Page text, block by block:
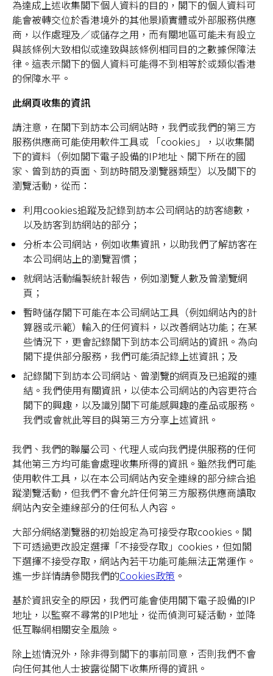
為達成上述收集閣下個人資料的目的，閣下的個人資料可
能會被轉交位於香港境外的其他景順實體或外部服務供應
商，以作處理及／或儲存之用，而有關地區可能未有設立
與該條例大致相似或達致與該條例相同目的之數據保障法
律。這表示閣下的個人資料可能得不到相等於或類似香港
的保障水平。
此網頁收集的資訊
請注意，在閣下到訪本公司網站時，我們或我們的第三方
服務供應商可能使用軟件工具或 「cookies」，以收集閣
下的資料（例如閣下電子設備的IP地址、閣下所在的國
家、曾到訪的頁面、到訪時間及瀏覽器類型）以及閣下的
瀏覽活動，從而：
利用cookies追蹤及記錄到訪本公司網站的訪客總數，
以及訪客到訪網站的部分；
分析本公司網站，例如收集資訊，以助我們了解訪客在
本公司網站上的瀏覽習慣；
就網站活動編製統計報告，例如瀏覽人數及曾瀏覽網
頁；
暫時儲存閣下可能在本公司網站工具（例如網站內的計
算器或示範）輸入的任何資料，以改善網站功能；在某
些情況下，更會記錄閣下到訪本公司網站的資訊。為向
閣下提供部分服務，我們可能須記錄上述資訊；及
記錄閣下到訪本公司網站、曾瀏覽的網頁及已追蹤的連
結。我們使用有關資訊，以使本公司網站的內容更符合
閣下的興趣，以及識別閣下可能感興趣的產品或服務。
我們或會就此等目的與第三方分享上述資訊。
我們、我們的聯屬公司、代理人或向我們提供服務的任何
其他第三方均可能會處理收集所得的資訊。雖然我們可能
使用軟件工具，以在本公司網站內安全連線的部分綜合追
蹤瀏覽活動，但我們不會允許任何第三方服務供應商讀取
網站內安全連線部分的任何私人內容。
大部分網絡瀏覽器的初始設定為可接受存取cookies。閣
下可透過更改設定選擇「不接受存取」cookies，但如閣
下選擇不接受存取，網站內若干功能可能無法正常運作。
進一步詳情請參閱我們的Cookies政策 。
基於資訊安全的原因，我們可能會使用閣下電子設備的IP
地址，以監察不尋常的IP地址，從而偵測可疑活動，並降
低互聯網相關安全風險。
除上述情況外，除非得到閣下的事前同意，否則我們不會
向任何其他人士披露從閣下收集所得的資訊。